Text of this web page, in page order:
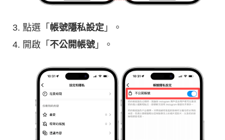
點選「 帳號隱私設定 」。
開啟「 不公開帳號」。